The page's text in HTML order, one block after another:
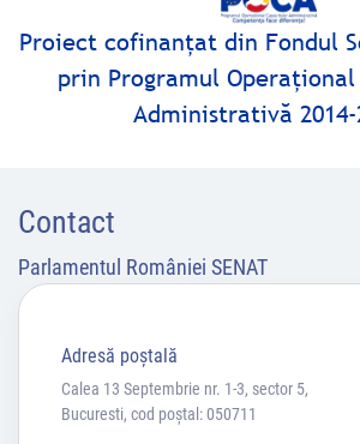
Proiect cofinanţat din Fondul
prin Programul
Administrativă 2014-
Contact
Parlamentul României SENAT
Adresă poştală
Calea 13 Septembrie nr. 1-3, sector 5,
Bucuresti, cod poștal: 050711